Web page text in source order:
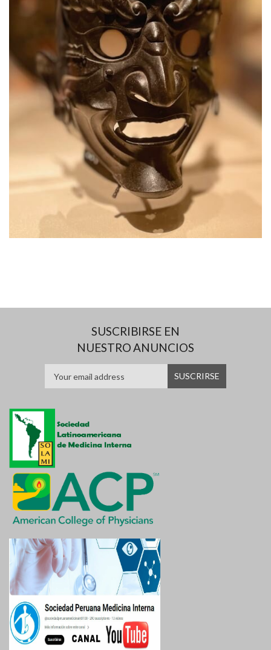
SUSCRIBIRSE EN
NUESTRO ANUNCIOS